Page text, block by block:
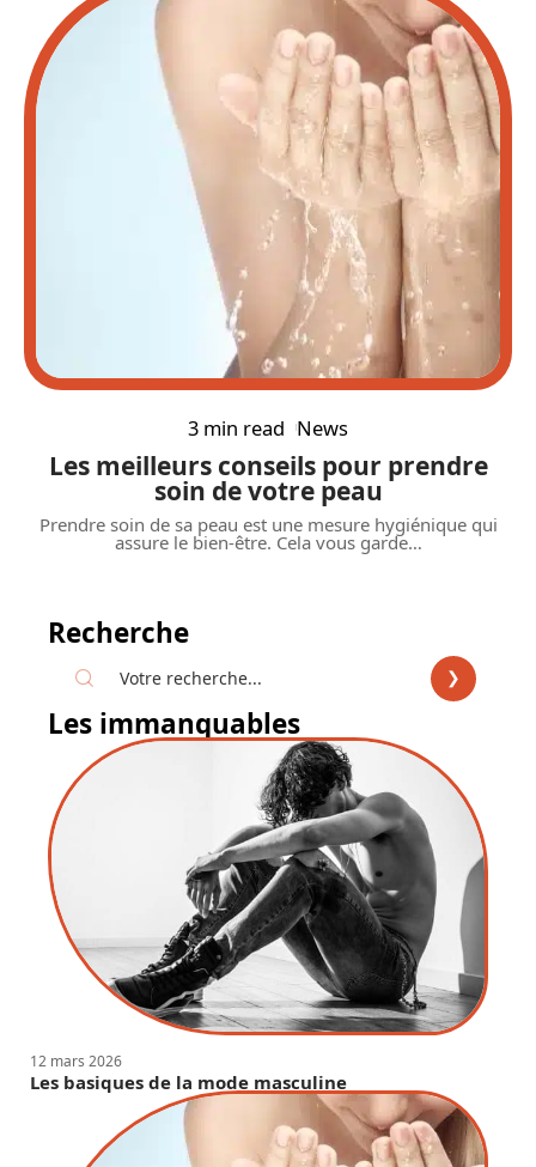
3 min read News
Les meilleurs conseils pour prendre
soin de votre peau
Prendre soin de sa peau est une mesure hygiénique qui
assure le bien-être. Cela vous garde…
Recherche
Les immanquables
12 mars 2026
Les basiques de la mode masculine